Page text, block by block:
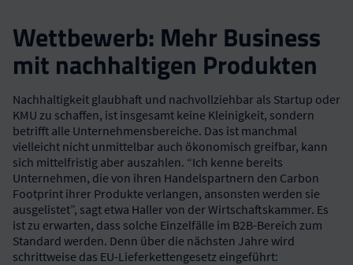
Wettbewerb: Mehr Business
mit nachhaltigen Produkten
Nachhaltigkeit glaubhaft und nachvollziehbar als Startup oder
KMU zu schaffen, ist insgesamt keine Kleinigkeit, sondern
betrifft alle Unternehmensbereiche. Das ist manchmal
vielleicht nicht unmittelbar auch ökonomisch greifbar, kann
sich mittelfristig aber auszahlen. “Ich kenne bereits
Unternehmen, die von ihren Handelspartnern den Carbon
Footprint ihrer Produkte verlangen, ansonsten werden sie
ausgelistet”, sagt etwa Haller von der Wirtschaftskammer. Es
ist zu erwarten, dass solche Einzelfälle im B2B-Bereich zum
Standard werden. Denn über die nächsten Jahre wird
schrittweise das EU-Lieferkettengesetz eingeführt: